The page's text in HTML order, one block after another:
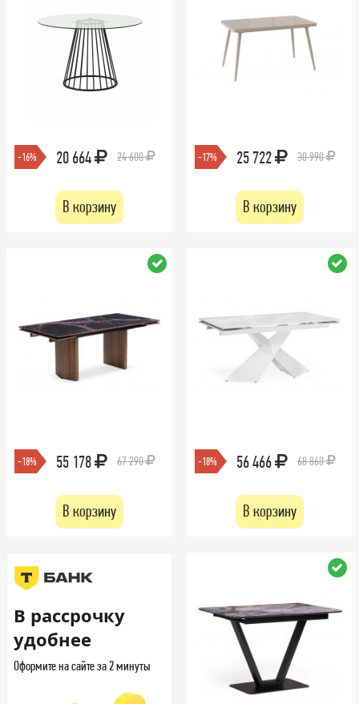
-16% 20 664 24 600
В корзину
-17% 25 722 30 990
В корзину
-18% 55 178 67 290
В корзину
-18% 56 466 68 860
В корзину
В рассрочку
удобнее
Оформите на сайте за 2 минуты